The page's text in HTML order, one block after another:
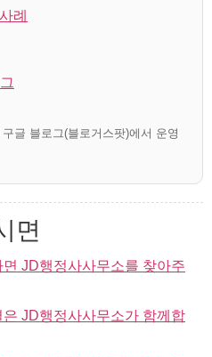
례
글 블로그(블로거스팟)에서 운영
면
JD행정사사무소를 찾아주
은 JD행정사사무소가 함께합